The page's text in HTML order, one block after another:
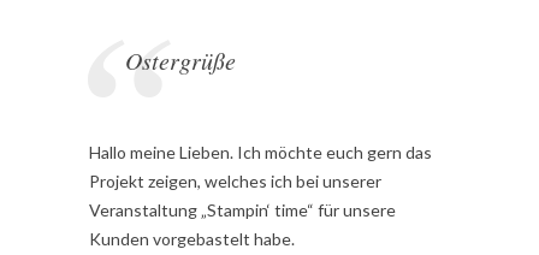
Ostergrüße
Hallo meine Lieben. Ich möchte euch gern das
Projekt zeigen, welches ich bei unserer
Veranstaltung „Stampin‘ time“ für unsere
Kunden vorgebastelt habe.